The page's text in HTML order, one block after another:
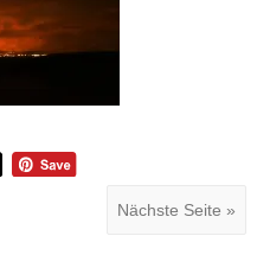
Nächste Seite »